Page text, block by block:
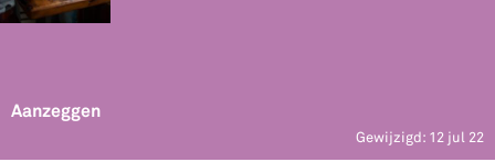
Aanzeggen
Gewijzigd: 12 jul 22